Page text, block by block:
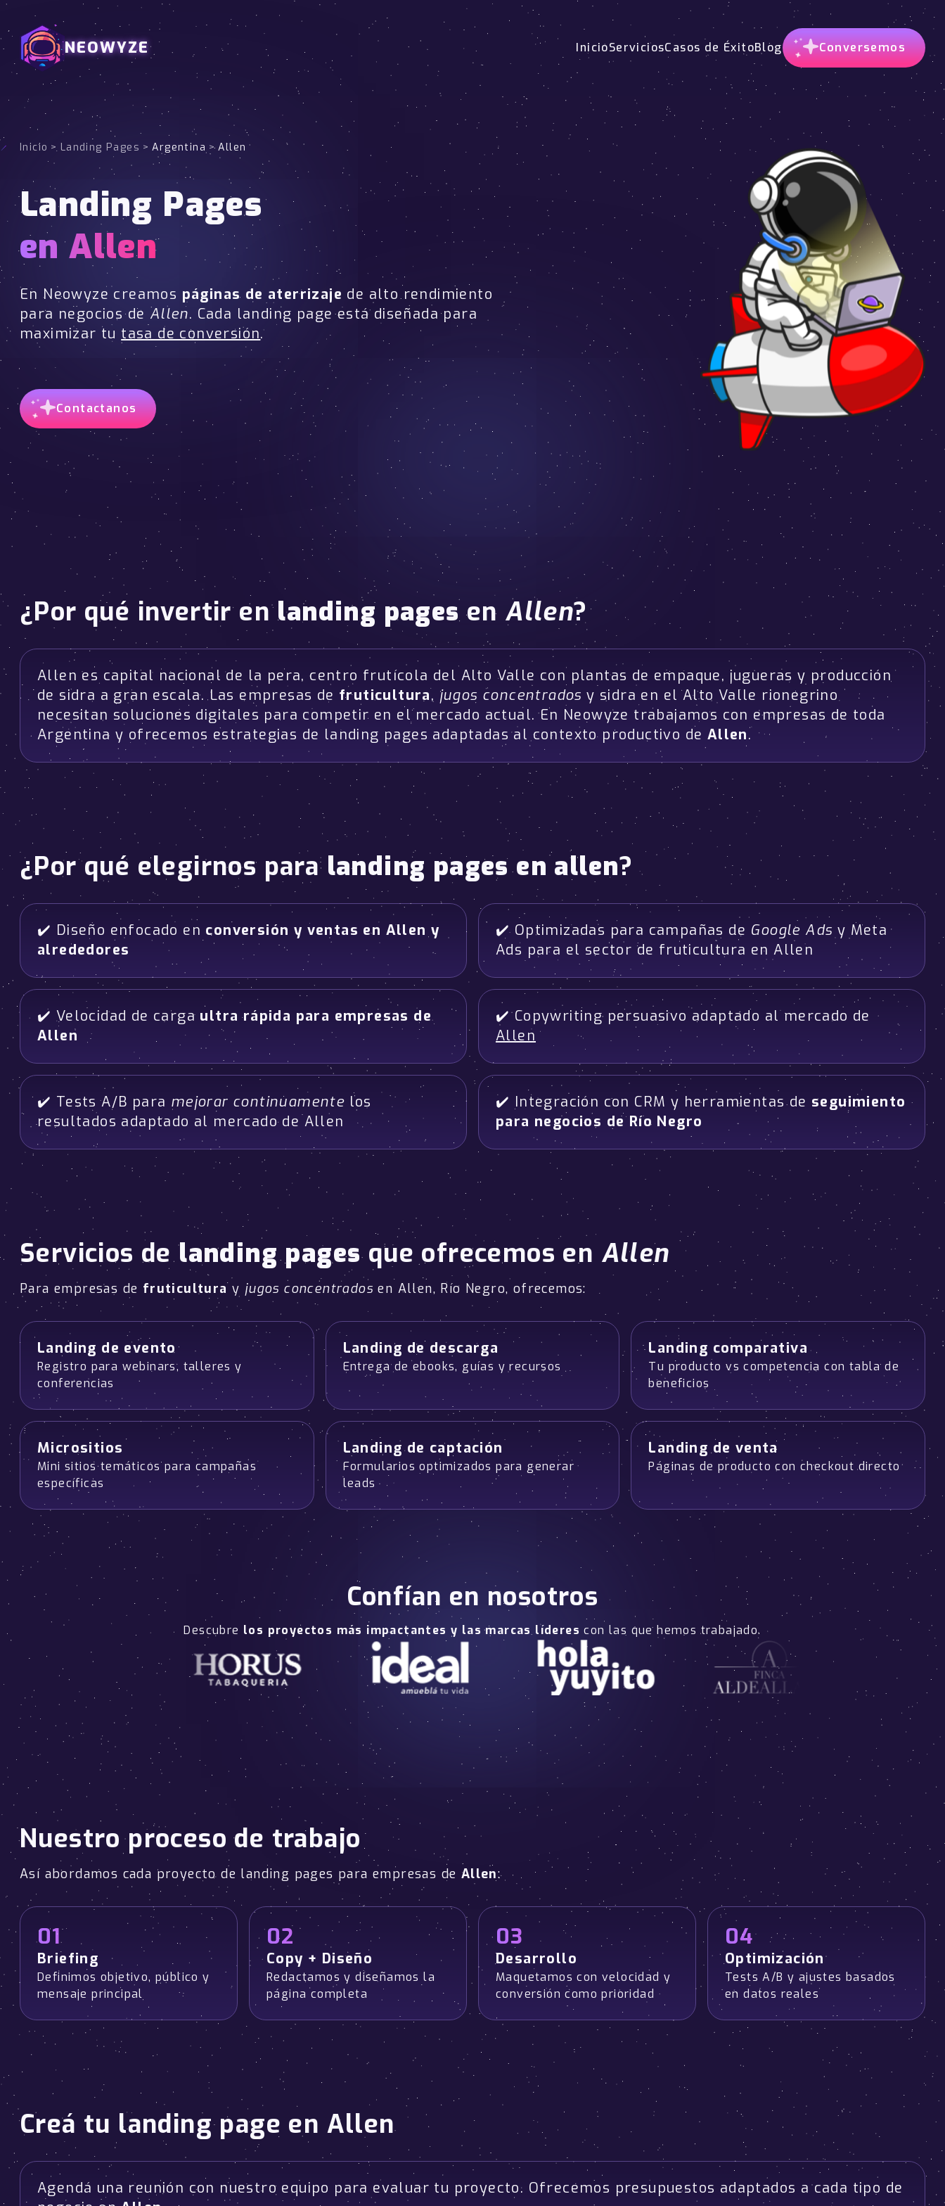
NEOWYZE InicioServiciosCasos de ÉxitoBlog Conversemos
Inicio > Landing Pages > Argentina > Allen
Landing Pages
en Allen
En Neowyze creamos páginas de aterrizaje de alto rendimiento
para negocios de Allen. Cada landing page está diseñada para
maximizar tu tasa de conversión.
Contactanos
¿Por qué invertir enlanding pagesen Allen?
Allen es capital nacional de la pera, centro frutícola del Alto Valle con plantas de empaque, jugueras y producción
de sidra a gran escala. Las empresas de fruticultura, jugos concentrados y sidra en el Alto Valle rionegrino
necesitan soluciones digitales para competir en el mercado actual. En Neowyze trabajamos con empresas de toda
Argentina y ofrecemos estrategias de landing pages adaptadas al contexto productivo de Allen.
¿Por qué elegirnos para landing pages en allen?
✔️ Diseño enfocado en conversión y ventas en Allen y
alrededores
✔️ Optimizadas para campañas de Google Ads y Meta
Ads para el sector de fruticultura en Allen
✔️ Velocidad de carga ultra rápida para empresas de
Allen
✔️ Copywriting persuasivo adaptado al mercado de
Allen
✔️ Tests A/B para mejorar continuamente los
resultados adaptado al mercado de Allen
✔️ Integración con CRM y herramientas de seguimiento
para negocios de Río Negro
Servicios delanding pagesque ofrecemos en Allen
Para empresas de fruticulturay jugos concentrados en Allen, Río Negro, ofrecemos:
Landing de evento
Registro para webinars, talleres y
conferencias
Landing de descarga
Entrega de ebooks, guías y recursos
Landing comparativa
Tu producto vs competencia con tabla de
beneficios
Micrositios
Mini sitios temáticos para campañas
específicas
Landing de captación
Formularios optimizados para generar
leads
Landing de venta
Páginas de producto con checkout directo
Confían en nosotros
Descubre los proyectos más impactantes y las marcas líderes con las que hemos trabajado.
Nuestro proceso de trabajo
Así abordamos cada proyecto de landing pages para empresas de Allen:
01
Briefing
Definimos objetivo, público y
mensaje principal
02
Copy + Diseño
Redactamos y diseñamos la
página completa
03
Desarrollo
Maquetamos con velocidad y
conversión como prioridad
04
Optimización
Tests A/B y ajustes basados
en datos reales
Creá tu landing page en Allen
Agendá una reunión con nuestro equipo para evaluar tu proyecto. Ofrecemos presupuestos adaptados a cada tipo de